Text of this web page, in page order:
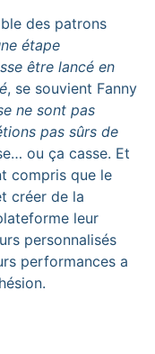
des patrons
étape
être lancé en
, se souvient Fanny
ne sont pas
pas sûrs de
ou ça casse. Et
compris que le
créer de la
leur
personnalisés
performances a